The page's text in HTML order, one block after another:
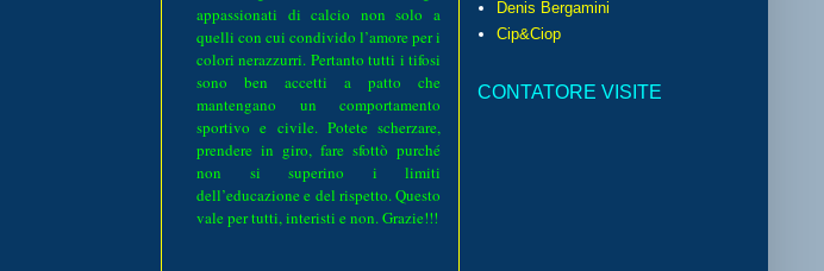
appassionati di calcio non solo a
quelli con cui condivido l’amore per i
colori nerazzurri. Pertanto tutti i tifosi
sono ben accetti a patto che
mantengano un comportamento
sportivo e civile. Potete scherzare,
prendere in giro, fare sfottò purché
non si superino i limiti
dell’educazione e del rispetto. Questo
vale per tutti, interisti e non. Grazie!!!
Denis Bergamini
Cip&Ciop
CONTATORE VISITE